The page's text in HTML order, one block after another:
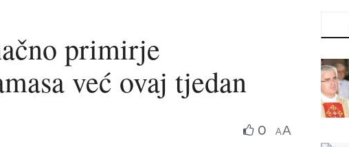
primirje
već ovaj tjedan
0 AA